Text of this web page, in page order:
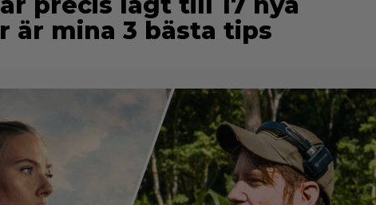
är mina 3 bästa tips